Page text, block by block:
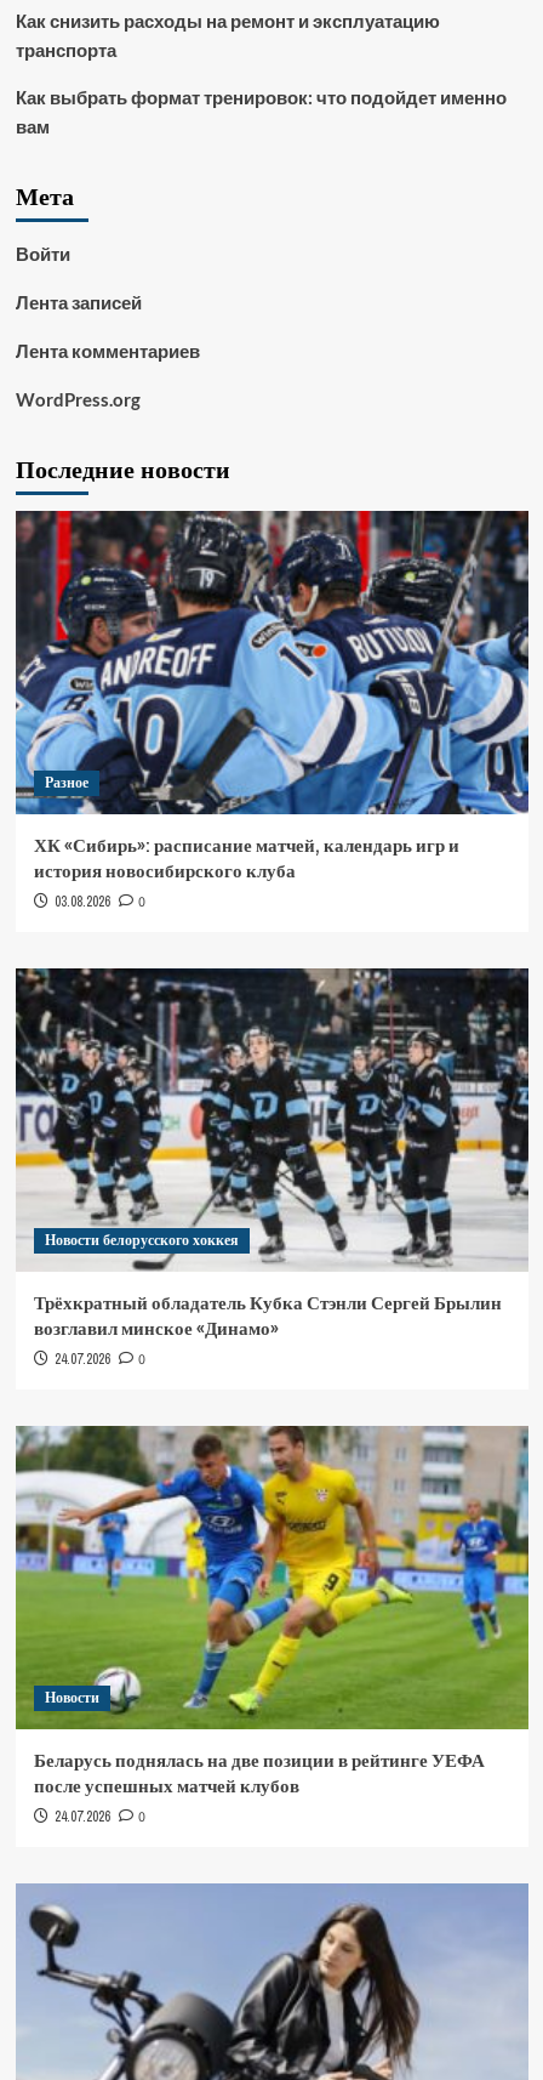
Как снизить расходы на ремонт и эксплуатацию
транспорта
Как выбрать формат тренировок: что подойдет именно
вам
Мета
Войти
Лента записей
Лента комментариев
WordPress.org
Последние новости
Разное
ХК «Сибирь»: расписание матчей, календарь игр и
история новосибирского клуба
03.08.2026 0
Новости белорусского хоккея
Трёхкратный обладатель Кубка Стэнли Сергей Брылин
возглавил минское «Динамо»
24.07.2026 0
Новости
Беларусь поднялась на две позиции в рейтинге УЕФА
после успешных матчей клубов
24.07.2026 0